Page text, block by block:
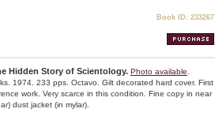
Book ID: 233267
Hidden Story of Scientology. Photo available
1974. 233 pps. Octavo. Gilt decorated hard cover. First
work. Very scarce in this condition. Fine copy in near
dust jacket (in mylar).